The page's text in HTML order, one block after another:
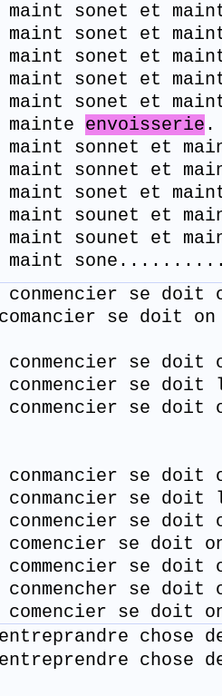
sonet et
sonet et
sonet et
sonet et
sonet et
envoisserie
sonnet et
sonnet et
sonet et
sounet et
sounet et
se doit
se doit
se doit
conmencier se
se doit
se doit
se doit
se doit
se doit
se doit
se doit
se doit
chose
chose